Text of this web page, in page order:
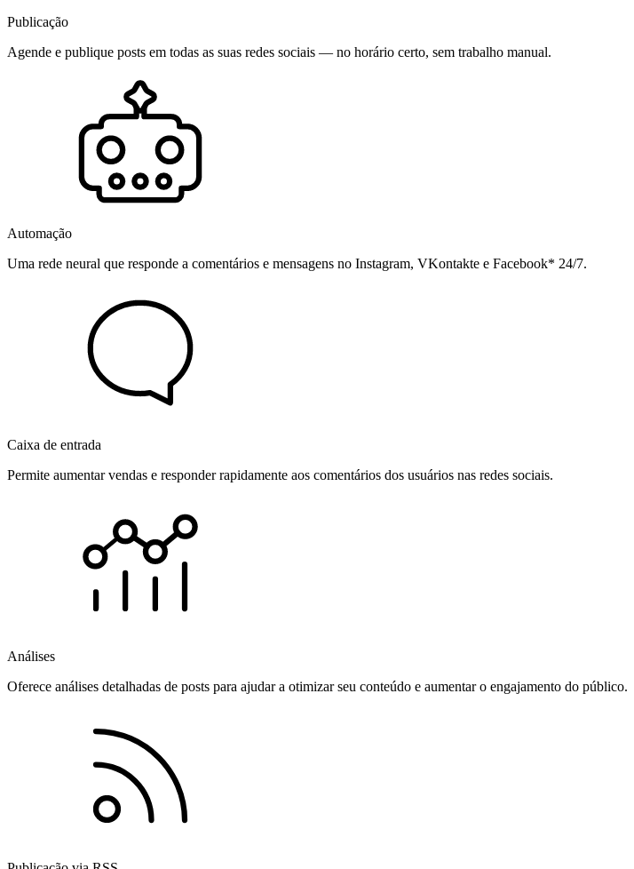
Publicação
Agende e publique posts em todas as suas redes sociais — no horário certo, sem trabalho manual.
Automação
Uma rede neural que responde a comentários e mensagens no Instagram, VKontakte e Facebook* 24/7.
Caixa de entrada
Permite aumentar vendas e responder rapidamente aos comentários dos usuários nas redes sociais.
Análises
Oferece análises detalhadas de posts para ajudar a otimizar seu conteúdo e aumentar o engajamento do público.